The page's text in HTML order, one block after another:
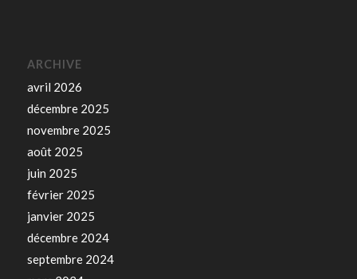
ARCHIVE
avril 2026
décembre 2025
novembre 2025
août 2025
juin 2025
février 2025
janvier 2025
décembre 2024
septembre 2024